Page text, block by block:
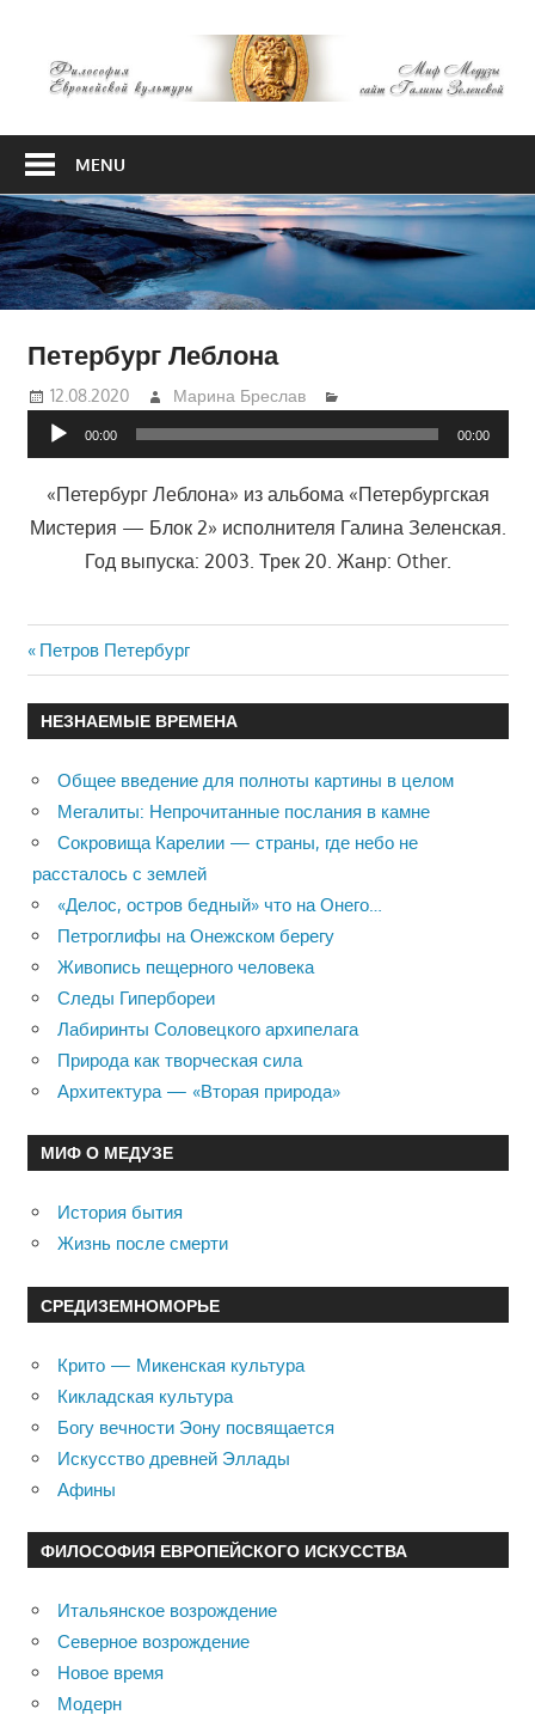
content
Европейской
MENU
Петербург Леблона
12.08.2020 Марина Бреслав
Аудиоплеер
00:00 00:00
«Петербург Леблона» из альбома «Петербургская
Мистерия — Блок 2» исполнителя Галина Зеленская.
Год выпуска: 2003. Трек 20. Жанр: Other.
Навигация
по
записям
Previous
Post:
Петров Петербург
НЕЗНАЕМЫЕ ВРЕМЕНА
Общее введение для полноты картины в целом
Мегалиты: Непрочитанные послания в камне
Сокровища Карелии — страны, где небо не
рассталось с землей
«Делос, остров бедный» что на Онего…
Петроглифы на Онежском берегу
Живопись пещерного человека
Следы Гипербореи
Лабиринты Соловецкого архипелага
Природа как творческая сила
Архитектура — «Вторая природа»
МИФ О МЕДУЗЕ
История бытия
Жизнь после смерти
СРЕДИЗЕМНОМОРЬЕ
Крито — Микенская культура
Кикладская культура
Богу вечности Эону посвящается
Искусство древней Эллады
Афины
ФИЛОСОФИЯ ЕВРОПЕЙСКОГО ИСКУССТВА
Итальянское возрождение
Северное возрождение
Новое время
Модерн